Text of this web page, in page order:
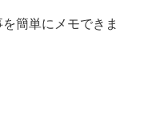
簡単にメモできま